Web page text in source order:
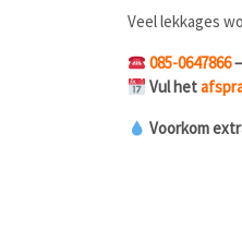
Veel lekkages
085-0647866
Vul het
Voorkom